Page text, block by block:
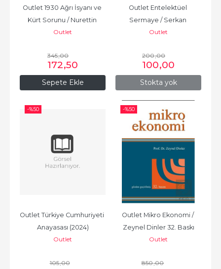
Sepete Ekle
Outlet 1930 Ağrı İsyanı ve
Kürt Sorunu / Nurettin
Gülmez
Outlet
345,00
172,50
Stokta yok
Outlet Entelektüel
Sermaye / Serkan
Demirkan
Outlet
200,00
100,00
-%50
Outlet Türkiye Cumhuriyeti
Anayasası (2024)
Outlet
105,00
-%50
Outlet Mikro Ekonomi /
Zeynel Dinler 32. Baskı
Outlet
850,00